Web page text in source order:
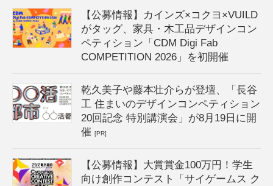
【公募情報】カインズ×コクヨ×VUILD
がタッグ、家具・木工品デザインコン
ペティション「CDM Digi Fab
COMPETITION 2026」を初開催
乾久美子や藤本壮介らが登壇、「長谷
工 住まいのデザインコンペティション
20回記念 特別講演会」が8月19日に開
催[PR]
【公募情報】大賞賞金100万円！学生
向け創作コンテスト「サイゲームス ク